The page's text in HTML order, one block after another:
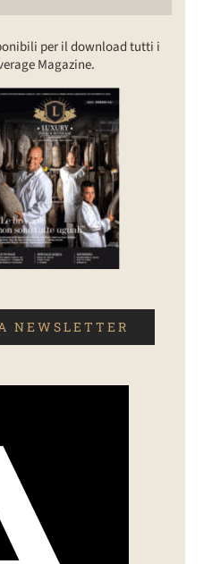
per il download tutti i
Magazine.
NEWSLETTER